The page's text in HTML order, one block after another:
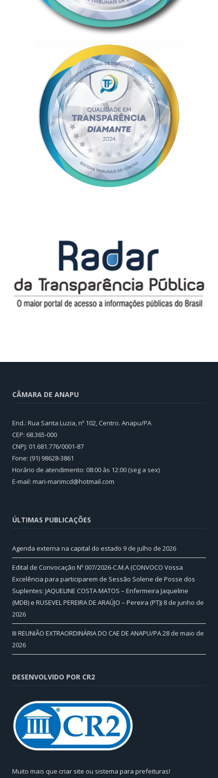
CÂMARA DE ANAPU
End.: Rua Santa Luzia, nº 102, Centro. Anapu/PA
CEP: 68.365-000
CNPJ: 01.681.776/0001-87
Fone: (91) 98628-3861
Horário de atendimento: 08:00 às 12:00 (seg a sex)
E-mail: mari-marimcd@hotmail.com
ÚLTIMAS PUBLICAÇÕES
Agenda externa na capital do estado 9 de julho de 2026
Edital de Convocação Nº 007/2026-C.M.A (CONVOCO Vossa
Excelência para participarem de Sessão Solene de Posse dos
Suplentes: JAQUELINE COSTA MATOS – Enfermeira Jaqueline
(MDB) e RUSEVEL PEREIRA DE ARAÚJO – Pereira (PT)) 8 de junho de
2026
III REUNIÃO EXTRAORDINÁRIA DO CAE DE ANAPU/PA28 de maio de
2026
DESENVOLVIDO POR CR2
Muito mais que criar site ou sistema para prefeituras!